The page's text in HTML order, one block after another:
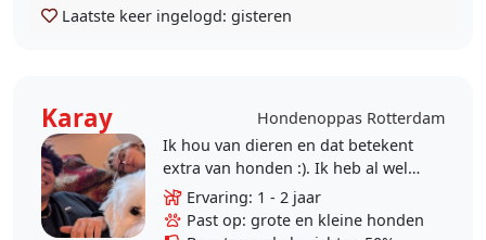
Laatste keer ingelogd: gisteren
Karay
Hondenoppas Rotterdam
Ik hou van dieren en dat betekent
extra van honden :). Ik heb al wel
ongeveer een jaar ervaring met
rond 40 verschillende honden in
Ervaring: 1 - 2 jaar
Past op: grote en kleine honden